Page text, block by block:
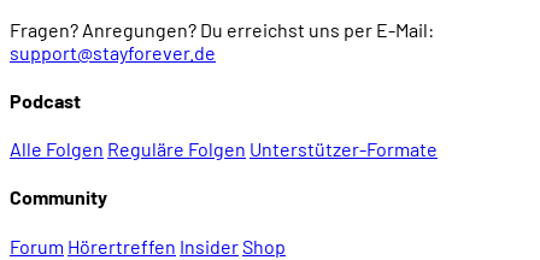
Fragen? Anregungen? Du erreichst uns per E-Mail:
support@stayforever.de
Podcast
Alle Folgen Reguläre Folgen Unterstützer-Formate
Community
Forum Hörertreffen InsiderShop